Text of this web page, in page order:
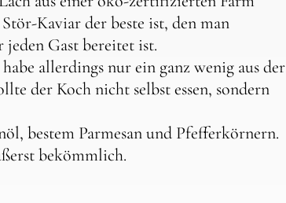
Kaviar der beste ist, den man
Gast bereitet ist.
allerdings nur ein ganz wenig aus der
der Koch nicht selbst essen, sondern
bestem Parmesan und Pfefferkörnern.
bekömmlich.